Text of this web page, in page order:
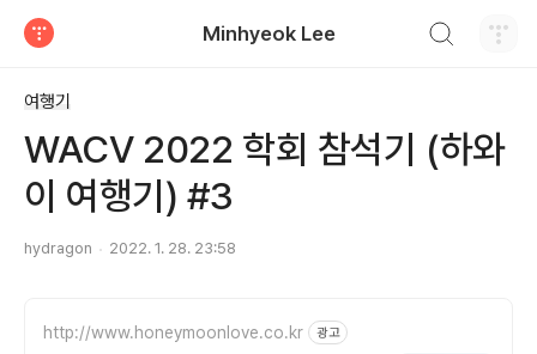
Minhyeok Lee
여행기
WACV 2022 학회 참석기 (하와
이 여행기) #3
hydragon 2022. 1. 28. 23:58
http://www.honeymoonlove.co.kr 광고